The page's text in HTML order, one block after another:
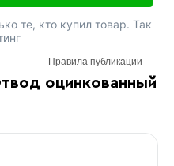
оцинкованный
те, кто купил товар. Так
Правила публикации